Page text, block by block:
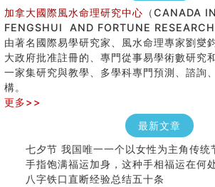
加拿大國際風水命理研究中心 （CANADA
FENGSHUI AND FORTUNE
由著名國際易學研究家、風水命理專家劉燮
大政府批准註冊的、專門從事易學術數研究
一家集研究與教學、多學科專門預測、諮詢
構。
更多>>
最新文章
七夕节 我国唯一一个以女性为主角传统
手指饱满福运加身，这种手相福运在何
八字铁口直断经验总结五十条